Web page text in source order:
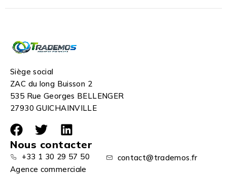
Siège social
ZAC du long Buisson 2
535 Rue Georges BELLENGER
27930 GUICHAINVILLE
Nous contacter
+33 1 30 29 57 50
contact@trademos.fr
Agence commerciale